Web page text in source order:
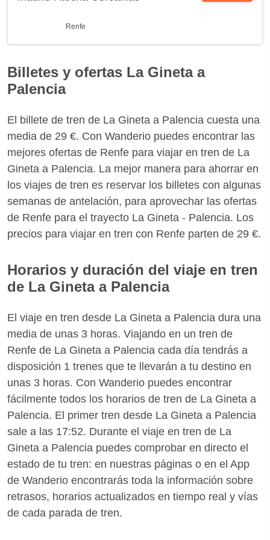
Renfe
Billetes y ofertas La Gineta a
Palencia
El billete de tren de La Gineta a Palencia cuesta una
media de 29 €. Con Wanderio puedes encontrar las
mejores ofertas de Renfe para viajar en tren de La
Gineta a Palencia. La mejor manera para ahorrar en
los viajes de tren es reservar los billetes con algunas
semanas de antelación, para aprovechar las ofertas
de Renfe para el trayecto La Gineta - Palencia. Los
precios para viajar en tren con Renfe parten de 29 €.
Horarios y duración del viaje en tren
de La Gineta a Palencia
El viaje en tren desde La Gineta a Palencia dura una
media de unas 3 horas. Viajando en un tren de
Renfe de La Gineta a Palencia cada día tendrás a
disposición 1 trenes que te llevarán a tu destino en
unas 3 horas. Con Wanderio puedes encontrar
fácilmente todos los horarios de tren de La Gineta a
Palencia. El primer tren desde La Gineta a Palencia
sale a las 17:52. Durante el viaje en tren de La
Gineta a Palencia puedes comprobar en directo el
estado de tu tren: en nuestras páginas o en el App
de Wanderio encontrarás toda la información sobre
retrasos, horarios actualizados en tiempo real y vías
de cada parada de tren.